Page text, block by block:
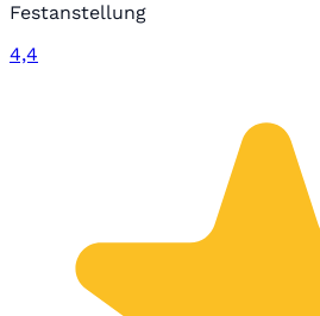
Festanstellung
4,4